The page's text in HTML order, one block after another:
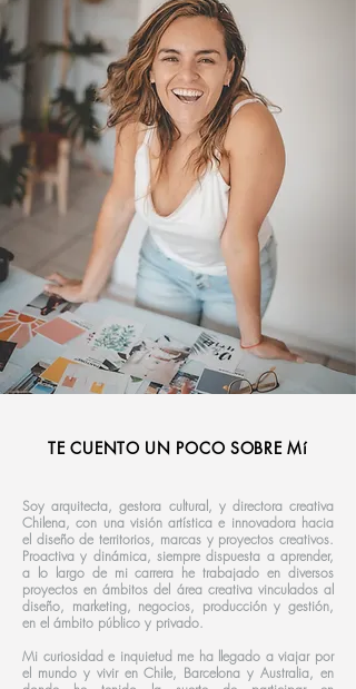
TE CUENTO UN POCO SOBRE Mí
Soy arquitecta, gestora cultural, y directora creativa
Chilena, con una visión artística e innovadora hacia
el diseño de territorios, marcas y proyectos creativos.
Proactiva y dinámica, siempre dispuesta a aprender,
a lo largo de mi carrera he trabajado en diversos
proyectos en ámbitos del área creativa vinculados al
diseño, marketing, negocios, producción y gestión,
en el ámbito público y privado.
Mi curiosidad e inquietud me ha llegado a viajar por
el mundo y vivir en Chile, Barcelona y Australia, en